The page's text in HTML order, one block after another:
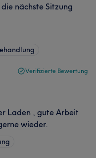
nächste Sitzung
Verifizierte Bewertung
Laden , gute Arbeit
wieder.